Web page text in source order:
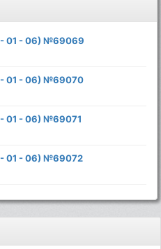
- 01 - 06) №69069
- 01 - 06) №69070
- 01 - 06) №69071
- 01 - 06) №69072